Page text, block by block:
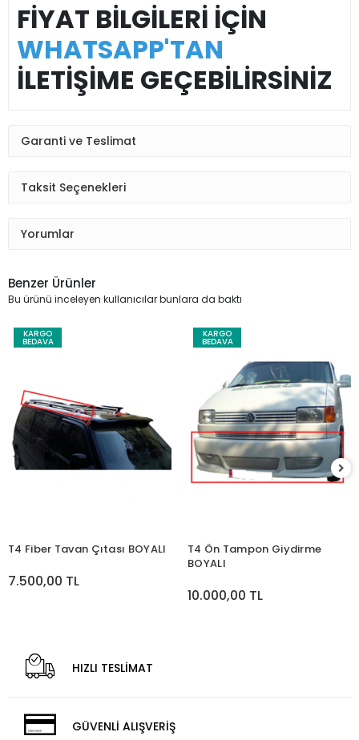
FİYAT BİLGİLERİ İÇİN
WHATSAPP'TAN
İLETİŞİME GEÇEBİLİRSİNİZ
Garanti ve Teslimat
Taksit Seçenekleri
Yorumlar
Benzer Ürünler
Bu ürünü inceleyen kullanıcılar bunlara da baktı
KARGO
BEDAVA
T4 Fiber Tavan Çıtası BOYALI
7.500,00 TL
KARGO
BEDAVA
T4 Ön Tampon Giydirme
BOYALI
10.000,00 TL
HIZLI TESLİMAT
GÜVENLİ ALIŞVERİŞ